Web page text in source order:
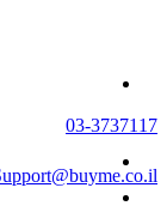
03-3737117